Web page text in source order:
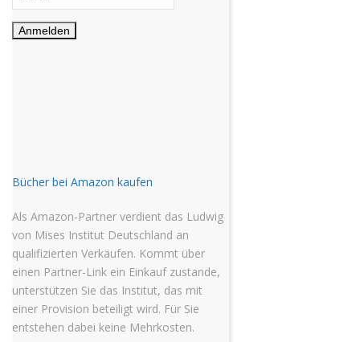
Bücher bei Amazon kaufen
Als Amazon-Partner verdient das Ludwig
von Mises Institut Deutschland an
qualifizierten Verkäufen. Kommt über
einen Partner-Link ein Einkauf zustande,
unterstützen Sie das Institut, das mit
einer Provision beteiligt wird. Für Sie
entstehen dabei keine Mehrkosten.